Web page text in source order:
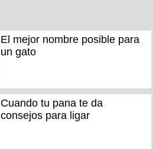
El mejor nombre posible para
un gato
Cuando tu pana te da
consejos para ligar